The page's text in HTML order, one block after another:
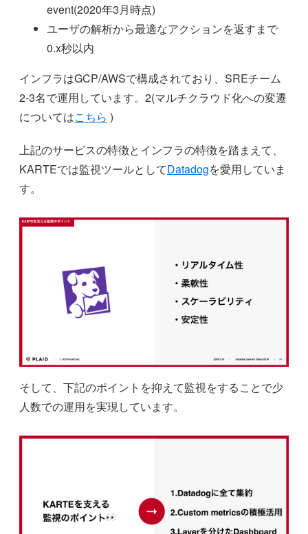
event(2020年3月時点)
ユーザの解析から最適なアクションを返すまで
0.x秒以内
インフラはGCP/AWSで構成されており、SREチーム
2-3名で運用しています。2(マルチクラウド化への変遷
についてはこちら )
上記のサービスの特徴とインフラの特徴を踏まえて、
KARTEでは監視ツールとしてDatadogを愛用していま
す。
そして、下記のポイントを抑えて監視をすることで少
人数での運用を実現しています。